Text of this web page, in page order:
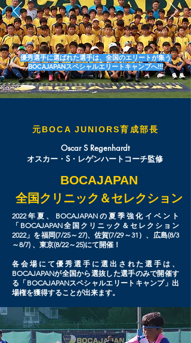
優秀選手に選ばれた選手は、全国のエリートが集う
BOCAJAPANスペシャルエリートキャンプへ!!!
​元BOCA JUNIORS育成部長
Oscar S Regenhardt
オスカー・S・レゲンハートコーチ監修
BOCAJAPAN
全国クリニック＆セレクション
2022年夏、BOCAJAPANの夏季強化イベント
「BOCAJAPAN全国クリニック＆セレクション
2022」を福岡(7/25～27)、佐賀(7/29～31）、広島(8/3
～8/7) 、東京(8/22～25)にて開催！
各会場にて優秀選手に選出された選手は、
BOCAJAPANが全国から選抜した選手のみで開催す
る「BOCAJAPANスペシャルエリートキャンプ」出
場権を獲得することが出来ます。